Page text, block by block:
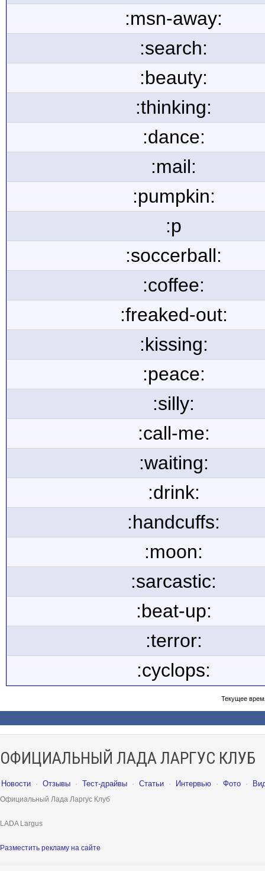
:msn-away:
:search:
:beauty:
:thinking:
:dance:
:mail:
:pumpkin:
:p
:soccerball:
:coffee:
:freaked-out:
:kissing:
:peace:
:silly:
:call-me:
:waiting:
:drink:
:handcuffs:
:moon:
:sarcastic:
:beat-up:
:terror:
:cyclops:
Текущее
ОФИЦИАЛЬНЫЙ ЛАДА ЛАРГУС КЛУБ
Новости · Отзывы · Тест-драйвы · Статьи · Интервью · Фото ·
Официальный Лада Ларгус Клуб
LADA Largus
Разместить рекламу на сайте